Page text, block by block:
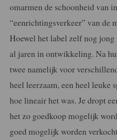
omarmen de schoonheid van
“eenrichtingsverkeer” van de
Hoewel het label zelf nog
al jaren in ontwikkeling. Na
twee namelijk voor
heel leerzaam, een heel leuke
hoe lineair het was. Je dropt
het zo goedkoop mogelijk
goed mogelijk worden